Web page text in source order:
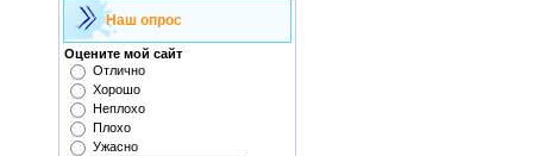
Наш опрос
Оцените мой сайт
Отлично
Хорошо
Неплохо
Плохо
Ужасно